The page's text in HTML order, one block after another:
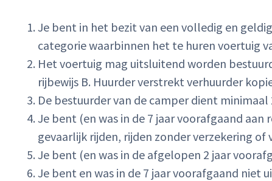
Je bent in het bezit van een volledig en
categorie waarbinnen het te huren voertuig
Het voertuig mag uitsluitend worden
rijbewijs B. Huurder verstrekt verhuurder
De bestuurder van de camper dient
Je bent (en was in de 7 jaar voorafgaand
gevaarlijk rijden, rijden zonder verzekering of
Je bent (en was in de afgelopen 2 jaar
Je bent en was in de 7 jaar voorafgaand niet